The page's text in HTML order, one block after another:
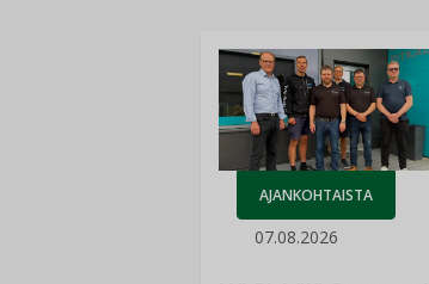
AJANKOHTAISTA
07.08.2026